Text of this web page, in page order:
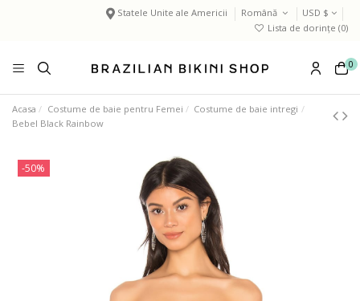
Statele Unite ale Americii Română
USD $
Lista de dorințe (0)
0
Acasa Costume de baie pentru Femei
Costume de baie intregi
Bebel Black Rainbow
-50%